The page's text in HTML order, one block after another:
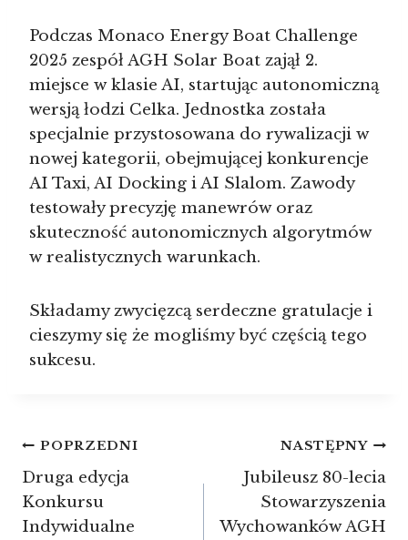
Podczas Monaco Energy Boat Challenge
2025 zespół AGH Solar Boat zajął 2.
miejsce w klasie AI, startując autonomiczną
wersją łodzi Celka. Jednostka została
specjalnie przystosowana do rywalizacji w
nowej kategorii, obejmującej konkurencje
AI Taxi, AI Docking i AI Slalom. Zawody
testowały precyzję manewrów oraz
skuteczność autonomicznych algorytmów
w realistycznych warunkach.
Składamy zwycięzcą serdeczne gratulacje i
cieszymy się że mogliśmy być częścią tego
sukcesu.
Nawigacja
wpisu
POPRZEDNI
Druga edycja
Konkursu
Indywidualne
NASTĘPNY
Jubileusz 80-lecia
Stowarzyszenia
Wychowanków AGH